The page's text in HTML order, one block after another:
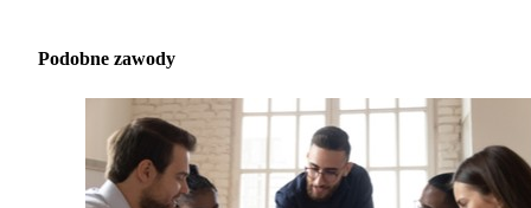
Podobne zawody